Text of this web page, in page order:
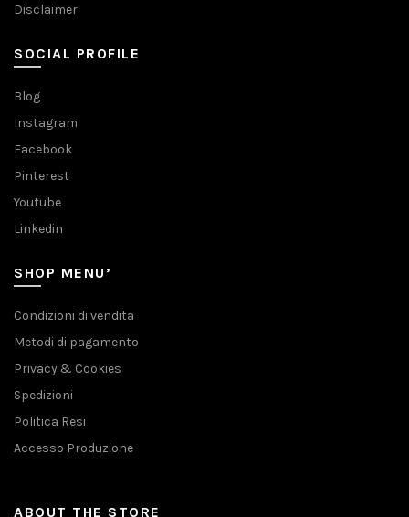
Disclaimer
SOCIAL PROFILE
Blog
Instagram
Facebook
Pinterest
Youtube
Linkedin
SHOP MENU’
Condizioni di vendita
Metodi di pagamento
Privacy & Cookies
Spedizioni
Politica Resi
Accesso Produzione
ABOUT THE STORE